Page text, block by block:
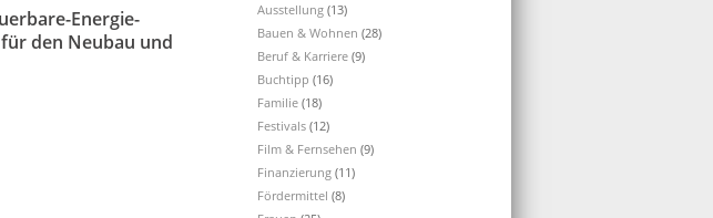
Energie-
den Neubau und
Ausstellung (13)
Bauen & Wohnen (28)
Beruf & Karriere (9)
Buchtipp (16)
Familie (18)
Festivals (12)
Film & Fernsehen (9)
Finanzierung (11)
Fördermittel (8)